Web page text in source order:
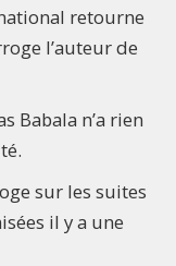
retourne
l’auteur de
Babala n’a rien
sur les suites
il y a une